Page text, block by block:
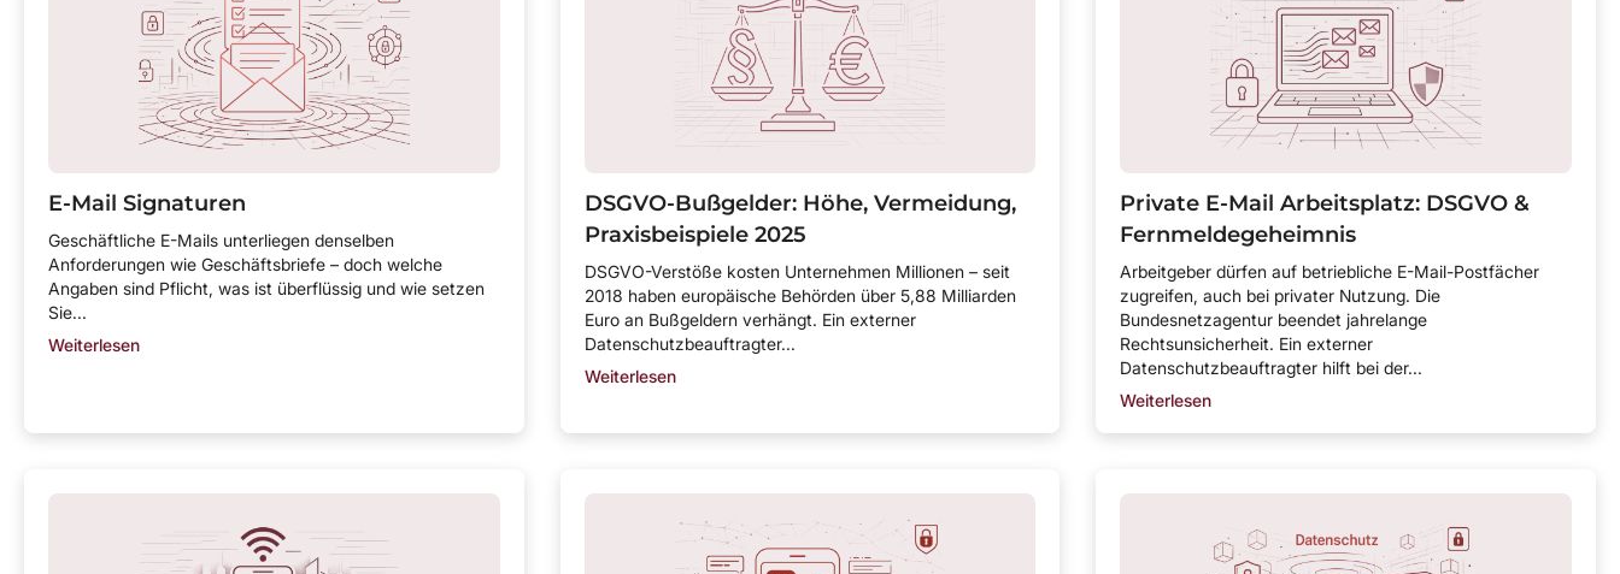
E-Mail Signaturen
Geschäftliche E-Mails unterliegen denselben
Anforderungen wie Geschäftsbriefe – doch welche
Angaben sind Pflicht, was ist überflüssig und wie setzen
Sie...
Weiterlesen
DSGVO-Bußgelder: Höhe, Vermeidung,
Praxisbeispiele 2025
DSGVO-Verstöße kosten Unternehmen Millionen – seit
2018 haben europäische Behörden über 5,88 Milliarden
Euro an Bußgeldern verhängt. Ein externer
Datenschutzbeauftragter...
Weiterlesen
Private E-Mail Arbeitsplatz: DSGVO &
Fernmeldegeheimnis
Arbeitgeber dürfen auf betriebliche E-Mail-Postfächer
zugreifen, auch bei privater Nutzung. Die
Bundesnetzagentur beendet jahrelange
Rechtsunsicherheit. Ein externer
Datenschutzbeauftragter hilft bei der...
Weiterlesen